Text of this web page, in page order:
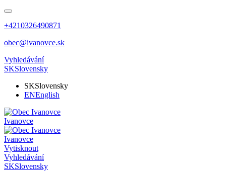
+4210326490871
obec@ivanovce.sk
Vyhledávání
SKSlovensky
SKSlovensky
ENEnglish
Ivanovce
Ivanovce
Vytisknout
Vyhledávání
SKSlovensky